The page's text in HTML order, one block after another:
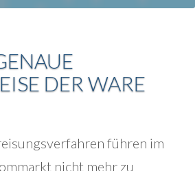
DER WARE
führen im
nicht mehr zu